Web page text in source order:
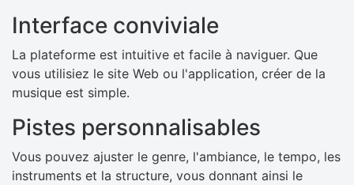
Interface conviviale
La plateforme est intuitive et facile à naviguer. Que
vous utilisiez le site Web ou l'application, créer de la
musique est simple.
Pistes personnalisables
Vous pouvez ajuster le genre, l'ambiance, le tempo, les
instruments et la structure, vous donnant ainsi le